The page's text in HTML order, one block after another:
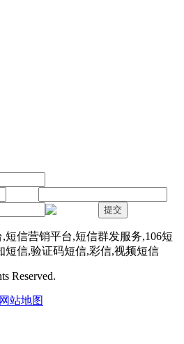
提交
信营销平台,短信群发服务,106短
短信,验证码短信,彩信,视频短信
Reserved.
网站地图